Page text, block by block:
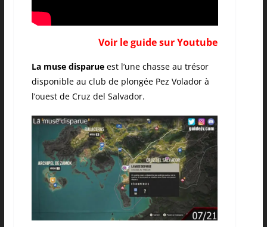
Voir le guide sur Youtube
La muse disparueest l’une chasse au trésor
disponible au club de plongée Pez Volador à
l’ouest de Cruz del Salvador.